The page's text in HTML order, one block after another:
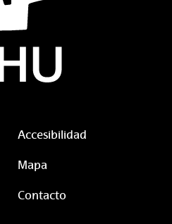
Accesibilidad
Mapa
Contacto